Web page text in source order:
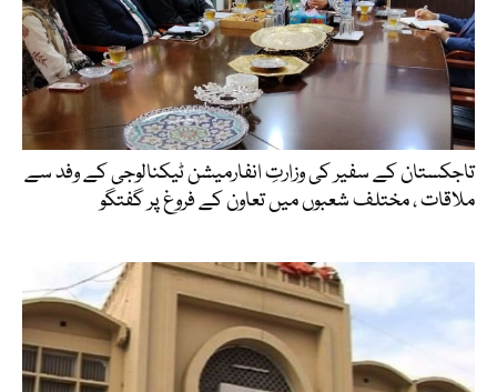
تاجکستان کے سفیر کی وزارتِ انفارمیشن ٹیکنالوجی کے وفد سے
ملاقات ، مختلف شعبوں میں تعاون کے فروغ پر گفتگو